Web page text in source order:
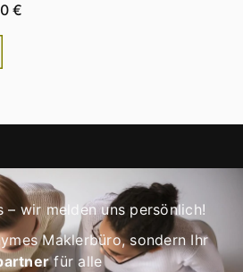
€
– wir melden uns persönlich!
Maklerbüro, sondern Ihr
für alle